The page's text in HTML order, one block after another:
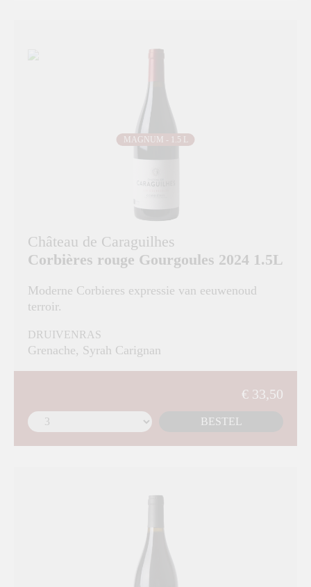
MAGNUM - 1.5 L
Château de Caraguilhes
Corbières rouge Gourgoules 2024 1.5L
Moderne Corbieres expressie van eeuwenoud
terroir.
DRUIVENRAS
Grenache, Syrah Carignan
€ 33,50
BESTEL